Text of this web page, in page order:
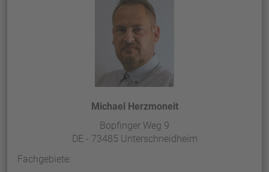
Michael Herzmoneit
Bopfinger Weg 9
DE - 73485 Unterschneidheim
Fachgebiete: